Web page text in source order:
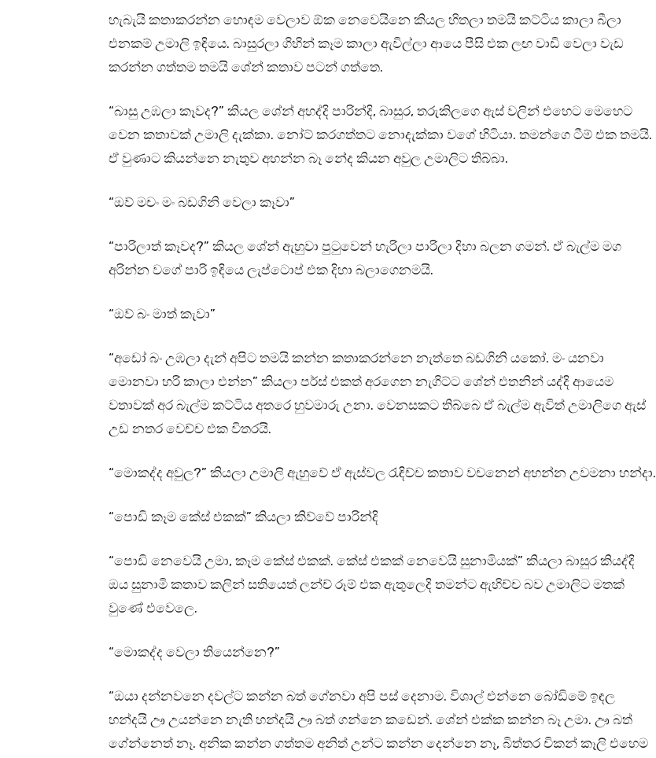
හැබැයි කතාකරන්න හොඳම වෙලාව ඕක නෙවෙයිනෙ කියල හිතලා තමයි කට්ටිය කාලා බීලා
එනකම් උමාලි ඉඳියෙ. බාසුරලා ගිහින් කෑම කාලා ඇවිල්ලා ආයෙ පීසි එක ලඟ වාඩි වෙලා වැඩ
කරන්න ගත්තම තමයි ශේන් කතාව පටන් ගත්තෙ.
“බාසු උඹලා කෑවද?” කියල ශේන් අහද්දි පාරින්දි, බාසුර, තරුකිලගෙ ඇස් වලින් එහෙට මෙහෙට
වෙන කතාවක් උමාලි දැක්කා. නෝට් කරගත්තට නොදැක්කා වගේ හිටියා. තමන්ගෙ ටීම් එක තමයි.
ඒ වුණාට කියන්නෙ නැතුව අහන්න බෑ නේද කියන අවුල උමාලිට තිබ්බා.
“ඔව් මචං මං බඩගිනි වෙලා කෑවා”
“පාරිලාත් කෑවද?” කියල ශේන් ඇහුවා පුටුවෙන් හැරිලා පාරිලා දිහා බලන ගමන්. ඒ බැල්ම මග
අරින්න වගේ පාරි ඉඳියෙ ලැප්ටොප් එක දිහා බලාගෙනමයි.
“ඔව් බං මාත් කැවා”
“අඩෝ බං උඹලා දැන් අපිට තමයි කන්න කතාකරන්නෙ නැත්තෙ බඩගිනි යකෝ. මං යනවා
මොනවා හරි කාලා එන්න” කියලා පර්ස් එකත් අරගෙන නැගිට්ට ශේන් එතනින් යද්දි ආයෙම
වතාවක් අර බැල්ම කට්ටිය අතරෙ හුවමාරු උනා. වෙනසකට තිබ්බෙ ඒ බැල්ම ඇවිත් උමාලිගෙ ඇස්
උඩ නතර වෙච්ච එක විතරයි.
“මොකද්ද අවුල?” කියලා උමාලි ඇහුවේ ඒ ඇස්වල රැඳිච්ච කතාව වචනෙන් අහන්න උවමනා හන්දා.
“පොඩි කෑම කේස් එකක්” කියලා කිව්වේ පාරින්දි
“පොඩි නෙවෙයි උමා, කෑම කේස් එකක්. කේස් එකක් නෙවෙයි සුනාමියක්” කියලා බාසුර කියද්දි
ඔය සුනාමි කතාව කලින් සතියෙත් ලන්ච් රූම් එක ඇතුලෙදි තමන්ට ඇහිච්ච බව උමාලිට මතක්
වුණේ එවෙලෙ.
“මොකද්ද වෙලා තියෙන්නෙ?”
“ඔයා දන්නවනෙ දවල්ට කන්න බත් ගේනවා අපි පස් දෙනාම. විශාල් එන්නෙ බෝඩිමේ ඉඳල
හන්දයි ඌ උයන්නෙ නැති හන්දයි ඌ බත් ගන්නෙ කඩෙන්. ශේන් එක්ක කන්න බෑ උමා. ඌ බත්
ගේන්නෙත් නෑ. අනික කන්න ගත්තම අනිත් උන්ට කන්න දෙන්නෙ නෑ, බිත්තර චිකන් කෑලි එහෙම